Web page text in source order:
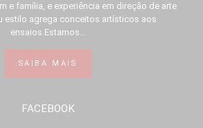
e família, e experiência em direção de arte
estilo agrega conceitos artísticos aos
ensaios.Estamos...
SAIBA MAIS
FACEBOOK